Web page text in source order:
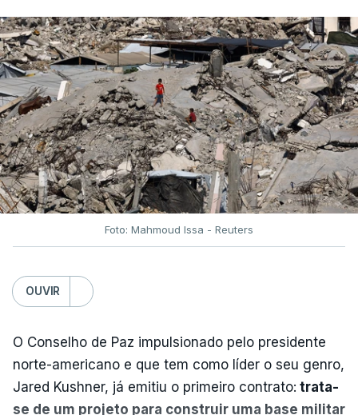
Foto: Mahmoud Issa - Reuters
OUVIR
O Conselho de Paz impulsionado pelo presidente
norte-americano e que tem como líder o seu genro,
Jared Kushner, já emitiu o primeiro contrato: trata-
se de um projeto para construir uma base militar